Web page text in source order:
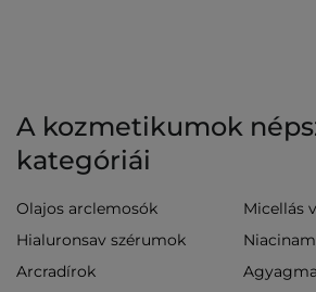
A kozmetikumok
kategóriái
Olajos arclemosók
Micellás
Hialuronsav szérumok
Arcradírok